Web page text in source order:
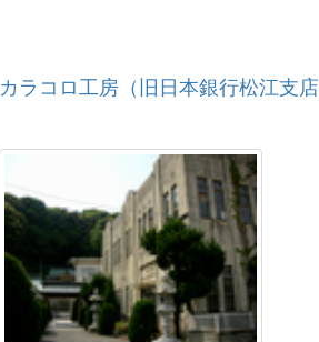
カラコロ工房（旧日本銀行松江支店